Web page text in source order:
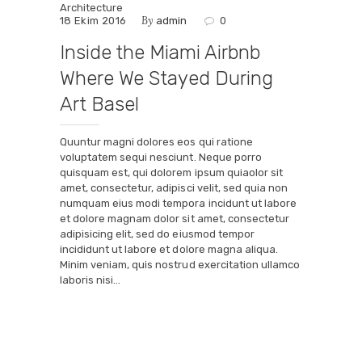
Architecture
18 Ekim 2016
By admin 0
Inside the Miami Airbnb
Where We Stayed During
Art Basel
Quuntur magni dolores eos qui ratione
voluptatem sequi nesciunt. Neque porro
quisquam est, qui dolorem ipsum quiaolor sit
amet, consectetur, adipisci velit, sed quia non
numquam eius modi tempora incidunt ut labore
et dolore magnam dolor sit amet, consectetur
adipisicing elit, sed do eiusmod tempor
incididunt ut labore et dolore magna aliqua.
Minim veniam, quis nostrud exercitation ullamco
laboris nisi…